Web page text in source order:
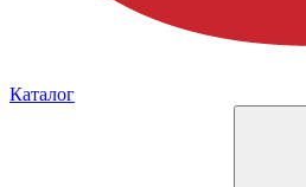
Каталог